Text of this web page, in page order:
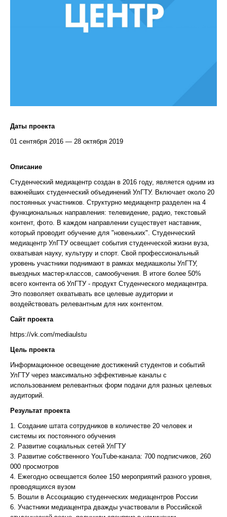
Даты проекта
01 сентября 2016 — 28 октября 2019
Описание
Студенческий медиацентр создан в 2016 году, является одним из
важнейших студенческий объединений УлГТУ. Включает около 20
постоянных участников. Структурно медиацентр разделен на 4
функциональных направления: телевидение, радио, текстовый
контент, фото. В каждом направлении существует наставник,
который проводит обучение для "новеньких". Студенческий
медиацентр УлГТУ освещает события студенческой жизни вуза,
охватывая науку, культуру и спорт. Свой профессиональный
уровень участники поднимают в рамках медиашколы УлГТУ,
выездных мастер-классов, самообучения. В итоге более 50%
всего контента об УлГТУ - продукт Студенческого медиацентра.
Это позволяет охватывать все целевые аудитории и
воздействовать релевантным для них контентом.
Сайт проекта
https://vk.com/mediaulstu
Цель проекта
Информационное освещение достижений студентов и событий
УлГТУ через максимально эффективные каналы с
использованием релевантных форм подачи для разных целевых
аудиторий.
Результат проекта
1. Создание штата сотрудников в количестве 20 человек и
системы их постоянного обучения
2. Развитие социальных сетей УлГТУ
3. Развитие собственного YouTube-канала: 700 подписчиков, 260
000 просмотров
4. Ежегодно освещается более 150 мероприятий разного уровня,
проводящихся вузом
5. Вошли в Ассоциацию студенческих медиацентров России
6. Участники медиацентра дважды участвовали в Российской